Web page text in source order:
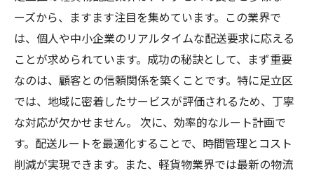
ーズから、ますます注目を集めています。この業界で
は、個人や中小企業のリアルタイムな配送要求に応える
ことが求められています。成功の秘訣として、まず重要
なのは、顧客との信頼関係を築くことです。特に足立区
では、地域に密着したサービスが評価されるため、丁寧
な対応が欠かせません。 次に、効率的なルート計画で
す。配送ルートを最適化することで、時間管理とコスト
削減が実現できます。また、軽貨物業界では最新の物流